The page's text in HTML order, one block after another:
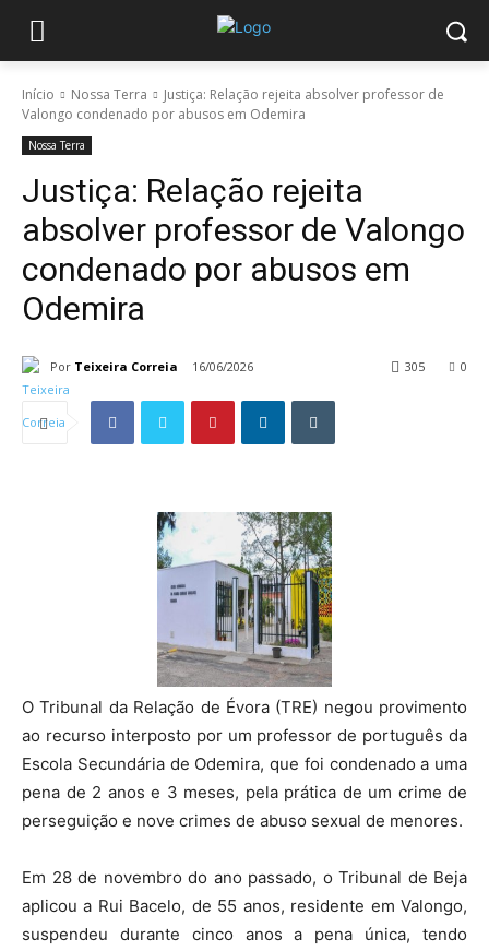
Início Nossa Terra
Justiça: Relação rejeita absolver professor de
Valongo condenado por abusos em Odemira
Nossa Terra
Justiça: Relação rejeita
absolver professor de Valongo
condenado por abusos em
Odemira
Por Teixeira Correia 16/06/2026 0
305
O Tribunal da Relação de Évora (TRE) negou provimento
ao recurso interposto por um professor de português da
Escola Secundária de Odemira, que foi condenado a uma
pena de 2 anos e 3 meses, pela prática de um crime de
perseguição e nove crimes de abuso sexual de menores.
Em 28 de novembro do ano passado, o Tribunal de Beja
aplicou a Rui Bacelo, de 55 anos, residente em Valongo,
suspendeu durante cinco anos a pena única, tendo